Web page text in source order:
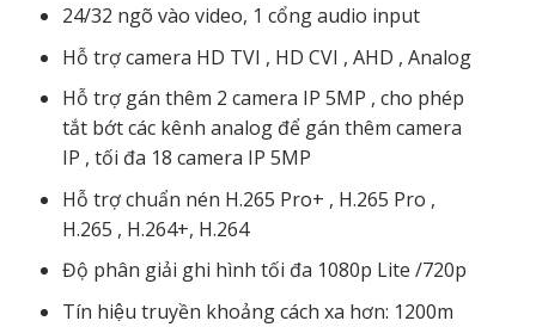
24/32 ngõ vào video, 1 cổng audio input
Hỗ trợ camera HD TVI , HD CVI , AHD , Analog
Hỗ trợ gán thêm 2 camera IP 5MP , cho phép
tắt bớt các kênh analog để gán thêm camera
IP , tối đa 18 camera IP 5MP
Hỗ trợ chuẩn nén H.265 Pro+ , H.265 Pro ,
H.265 , H.264+, H.264
Độ phân giải ghi hình tối đa 1080p Lite /720p
Tín hiệu truyền khoảng cách xa hơn: 1200m